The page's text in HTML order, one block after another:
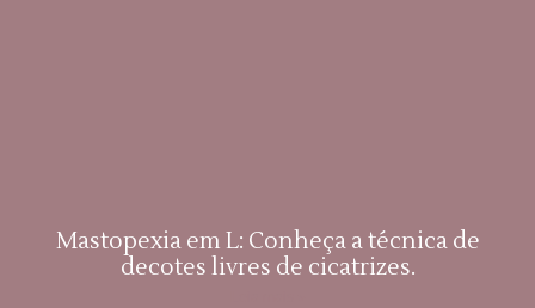
Mastopexia em L: Conheça a técnica de
decotes livres de cicatrizes.